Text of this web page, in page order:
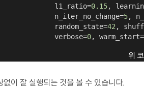
l1_ratio=
0.15,
n_iter_no_change=
5,
random_state=
42 ,
verbose=
0, warm_start=
위
없이 잘 실행되는 것을 볼 수 있습니다.